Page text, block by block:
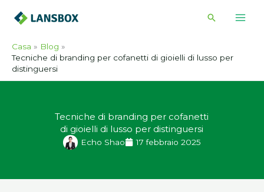
Cerca
Casa
Blog
Tecniche di branding per cofanetti di gioielli di lusso per
distinguersi
Tecniche di branding per cofanetti
di gioielli di lusso per distinguersi
Echo Shao 17 febbraio 2025